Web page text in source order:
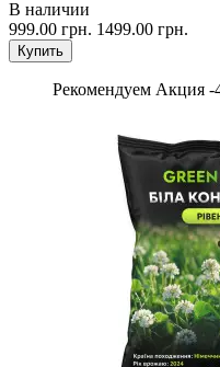
В наличии
999.00 грн. 1499.00 грн.
Купить
Рекомендуем Акция -